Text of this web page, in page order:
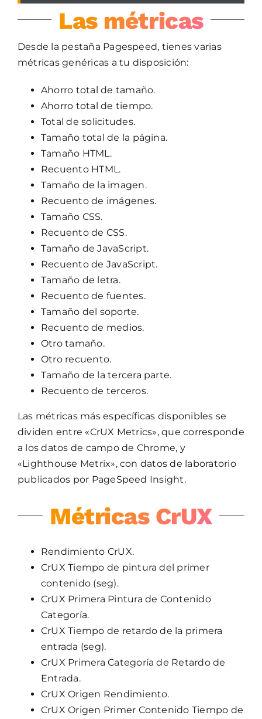
Las métricas
Desde la pestaña Pagespeed, tienes varias
métricas genéricas a tu disposición:
Ahorro total de tamaño.
Ahorro total de tiempo.
Total de solicitudes.
Tamaño total de la página.
Tamaño HTML.
Recuento HTML.
Tamaño de la imagen.
Recuento de imágenes.
Tamaño CSS.
Recuento de CSS.
Tamaño de JavaScript.
Recuento de JavaScript.
Tamaño de letra.
Recuento de fuentes.
Tamaño del soporte.
Recuento de medios.
Otro tamaño.
Otro recuento.
Tamaño de la tercera parte.
Recuento de terceros.
Las métricas más específicas disponibles se
dividen entre «CrUX Metrics», que corresponde
a los datos de campo de Chrome, y
«Lighthouse Metrix», con datos de laboratorio
publicados por PageSpeed Insight.
Métricas CrUX
Rendimiento CrUX.
CrUX Tiempo de pintura del primer
contenido (seg).
CrUX Primera Pintura de Contenido
Categoría.
CrUX Tiempo de retardo de la primera
entrada (seg).
CrUX Primera Categoría de Retardo de
Entrada.
CrUX Origen Rendimiento.
CrUX Origen Primer Contenido Tiempo de